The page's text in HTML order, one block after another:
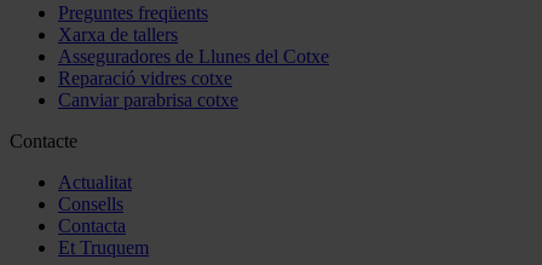
Preguntes freqüents
Xarxa de tallers
Asseguradores de Llunes del Cotxe
Reparació vidres cotxe
Canviar parabrisa cotxe
Contacte
Actualitat
Consells
Contacta
Et Truquem